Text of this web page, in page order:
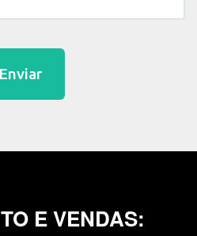
Enviar
E VENDAS: